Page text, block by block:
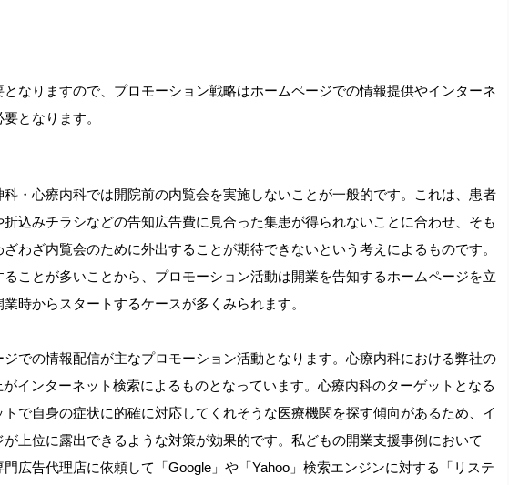
なりますので、プロモーション戦略はホームページでの情報提供やインターネ
となります。
・心療内科では開院前の内覧会を実施しないことが一般的です。これは、患者
込みチラシなどの告知広告費に見合った集患が得られないことに合わせ、そも
わざ内覧会のために外出することが期待できないという考えによるものです。
ことが多いことから、プロモーション活動は開業を告知するホームページを立
時からスタートするケースが多くみられます。
での情報配信が主なプロモーション活動となります。心療内科における弊社の
インターネット検索によるものとなっています。心療内科のターゲットとなる
で自身の症状に的確に対応してくれそうな医療機関を探す傾向があるため、イ
上位に露出できるような対策が効果的です。私どもの開業支援事例において
広告代理店に依頼して「Google」や「Yahoo」検索エンジンに対する「リステ